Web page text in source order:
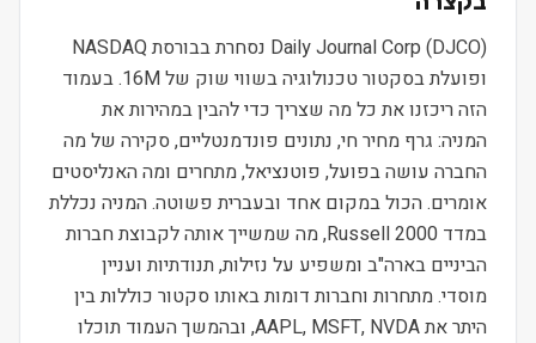
Daily Journal Corp (DJCO) נסחרת בבורסת NASDAQ
ופועלת בסקטור טכנולוגיה בשווי שוק של 16M. בעמוד
הזה ריכזנו את כל מה שצריך כדי להבין במהירות את
המניה: גרף מחיר חי, נתונים פונדמנטליים, סקירה של מה
החברה עושה בפועל, פוטנציאל, מתחרים ומה האנליסטים
אומרים. הכול במקום אחד ובעברית פשוטה. המניה נכללת
במדד Russell 2000, מה שמשייך אותה לקבוצת חברות
הביניים בארה"ב ומשפיע על נזילות, תנודתיות ועניין
מוסדי. מתחרות וחברות דומות באותו סקטור כוללות בין
היתר את AAPL, MSFT, NVDA, ובהמשך העמוד תוכלו